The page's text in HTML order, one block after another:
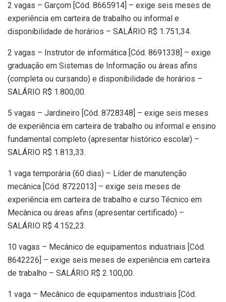
2 vagas – Garçom [Cód. 8665914] – exige seis meses de
experiência em carteira de trabalho ou informal e
disponibilidade de horários – SALÁRIO R$ 1.751,34.
2 vagas – Instrutor de informática [Cód. 8691338] – exige
graduação em Sistemas de Informação ou áreas afins
(completa ou cursando) e disponibilidade de horários –
SALÁRIO R$ 1.800,00.
5 vagas – Jardineiro [Cód. 8728348] – exige seis meses
de experiência em carteira de trabalho ou informal e ensino
fundamental completo (apresentar histórico escolar) –
SALÁRIO R$ 1.813,33.
1 vaga temporária (60 dias) – Líder de manutenção
mecânica [Cód. 8722013] – exige seis meses de
experiência em carteira de trabalho e curso Técnico em
Mecânica ou áreas afins (apresentar certificado) –
SALÁRIO R$ 4.152,23.
10 vagas – Mecânico de equipamentos industriais [Cód.
8642226] – exige seis meses de experiência em carteira
de trabalho – SALÁRIO R$ 2.100,00.
1 vaga – Mecânico de equipamentos industriais [Cód.